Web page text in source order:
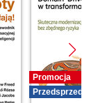
Promocja
Przedsprzedaż